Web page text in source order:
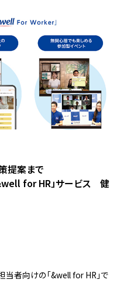
提案まで
for HR」サービス 健
当者向けの「&well for HR」で